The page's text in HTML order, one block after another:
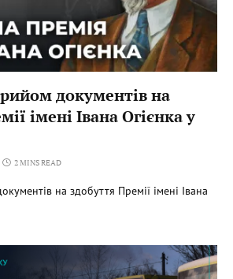
документів на
імені Івана Огієнка у
2 MINS READ
на здобуття Премії імені Івана